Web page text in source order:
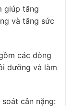
giúp tăng
và tăng sức
các dòng
dưỡng và làm
cân nặng: